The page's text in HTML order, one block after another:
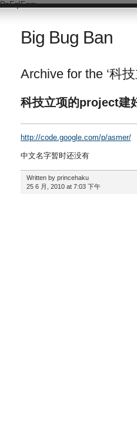
DsFqIEnm
Big Bug Ban
Archive for the ‘科技
科技立项的project建
http://code.google.com/p/asmer/
中文名字暂时还没有
Written by princehaku
25 6 月, 2010 at 7:03 下午